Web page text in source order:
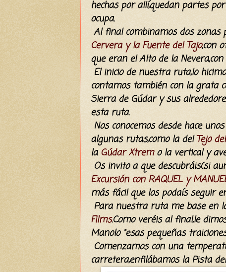
hechas por allí,quedan partes
ocupa.
Al final combinamos dos zonas
Cervera y la Fuente del Tajo,con
que eran el Alto de la
El inicio de nuestra ruta,lo
contamos también con la grata
Sierra de Gúdar y sus
esta ruta.
Nos conocemos desde hace
algunas rutas,como la delTejo
laGúdar Xtremo la vertical y
Os invito a que descubráis(si
Excursión con RAQUEL y
más fácil que los podaís seguir
Para nuestra ruta me base en
Films.Como veréis al final,le
Manolo "esas pequeñas
Comenzamos con una
carretera,enfilábamos la Pista